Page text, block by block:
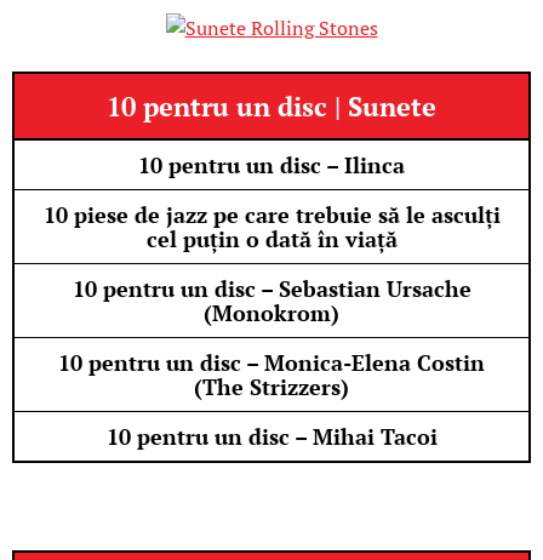
10 pentru un disc | Sunete
10 pentru un disc – Ilinca
10 piese de jazz pe care trebuie să le asculți
cel puțin o dată în viață
10 pentru un disc – Sebastian Ursache
(Monokrom)
10 pentru un disc – Monica-Elena Costin
(The Strizzers)
10 pentru un disc – Mihai Tacoi